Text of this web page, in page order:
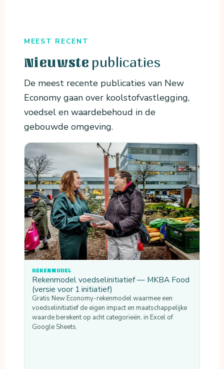
MEEST RECENT
Nieuwste publicaties
De meest recente publicaties van New
Economy gaan over koolstofvastlegging,
voedsel en waardebehoud in de
gebouwde omgeving.
REKENMODEL
Rekenmodel voedselinitiatief — MKBA Food
(versie voor 1 initiatief)
Gratis New Economy-rekenmodel waarmee een
voedselinitiatief de eigen impact en maatschappelijke
waarde berekent op acht categorieën, in Excel of
Google Sheets.